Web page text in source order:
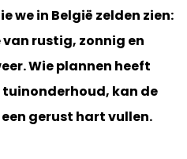
we in België zelden zien:
rustig, zonnig en
Wie plannen heeft
tuinonderhoud, kan de
gerust hart vullen.